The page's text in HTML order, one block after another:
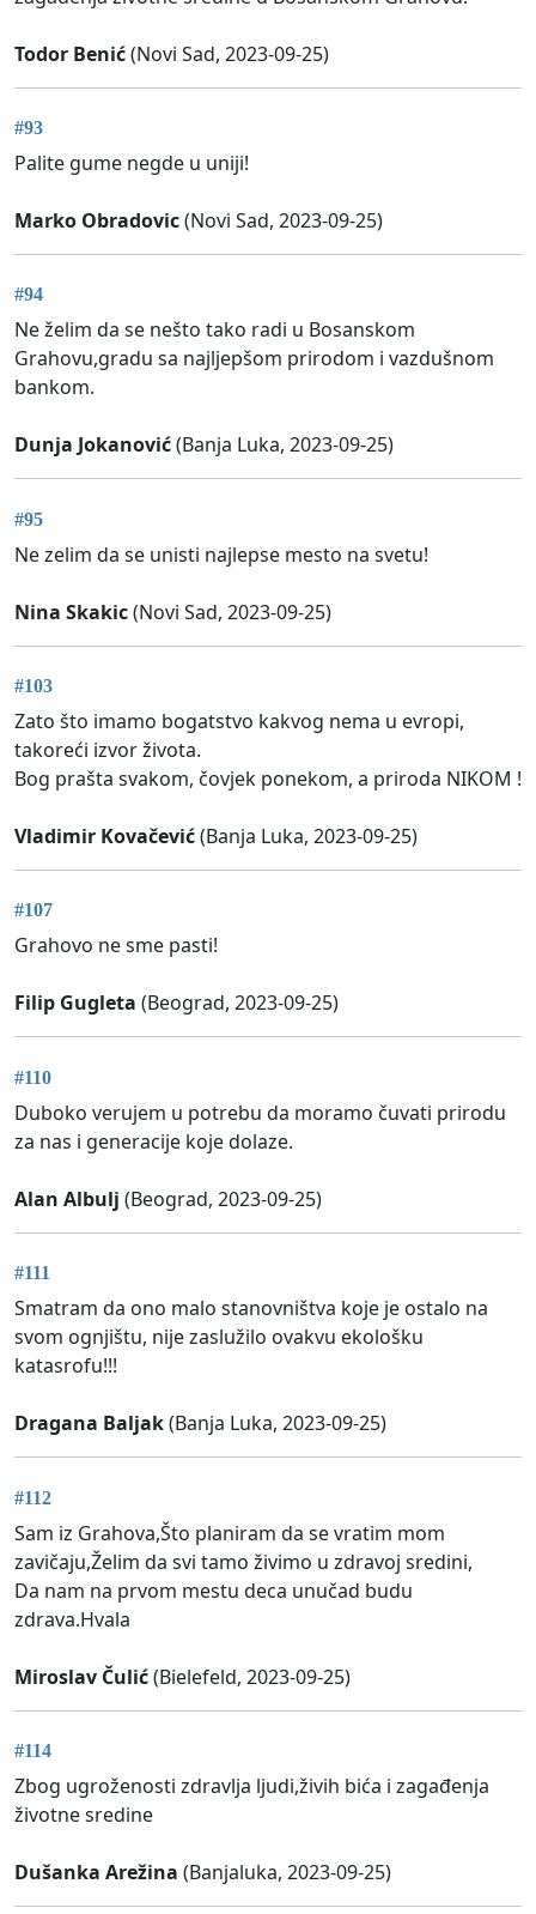
Todor Benić(Novi Sad, 2023-09-25)
#93
Palite gume negde u uniji!
Marko Obradovic(Novi Sad, 2023-09-25)
#94
Ne želim da se nešto tako radi u Bosanskom
Grahovu,gradu sa najljepšom prirodom i vazdušnom
bankom.
Dunja Jokanović(Banja Luka, 2023-09-25)
#95
Ne zelim da se unisti najlepse mesto na svetu!
Nina Skakic(Novi Sad, 2023-09-25)
#103
Zato što imamo bogatstvo kakvog nema u evropi,
takoreći izvor života.
Bog prašta svakom, čovjek ponekom, a priroda NIKOM !
Vladimir Kovačević(Banja Luka, 2023-09-25)
#107
Grahovo ne sme pasti!
Filip Gugleta (Beograd, 2023-09-25)
#110
Duboko verujem u potrebu da moramo čuvati prirodu
za nas i generacije koje dolaze.
Alan Albulj (Beograd, 2023-09-25)
#111
Smatram da ono malo stanovništva koje je ostalo na
svom ognjištu, nije zaslužilo ovakvu ekološku
katasrofu!!!
Dragana Baljak(Banja Luka, 2023-09-25)
#112
Sam iz Grahova,Što planiram da se vratim mom
zavičaju,Želim da svi tamo živimo u zdravoj sredini,
Da nam na prvom mestu deca unučad budu
zdrava.Hvala
Miroslav Čulić(Bielefeld, 2023-09-25)
#114
Zbog ugroženosti zdravlja ljudi,živih bića i zagađenja
životne sredine
Dušanka Arežina (Banjaluka, 2023-09-25)